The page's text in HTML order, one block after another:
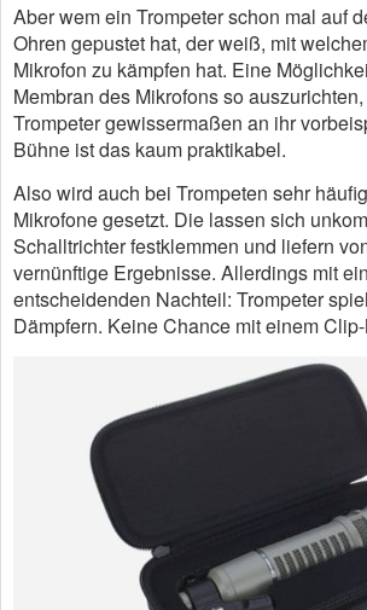
Aber wem ein Trompeter schon mal auf
Ohren gepustet hat, der weiß, mit
Mikrofon zu kämpfen hat. Eine
Membran des Mikrofons so
Trompeter gewissermaßen an ihr
Bühne ist das kaum praktikabel.
Also wird auch bei Trompeten sehr
Mikrofone gesetzt. Die lassen sich
Schalltrichter festklemmen und liefern
vernünftige Ergebnisse. Allerdings mit
entscheidenden Nachteil: Trompeter
Dämpfern. Keine Chance mit einem